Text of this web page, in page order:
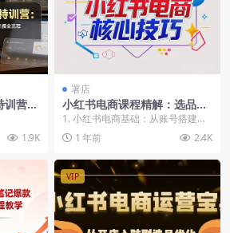
营，
效达
1.9K
署店
小红书电商课程精解：选品策
略、封面设计、文案撰写，提
升播放量与订单的核心技巧
1. 小红书电商基础：从账号搭建到
选品技巧学习小红书电商的第一步
是了解如何搭建账...
1 年前 2.4K
VIP